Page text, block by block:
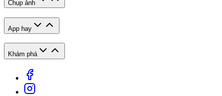
Chụp ảnh
App hay
Khám phá